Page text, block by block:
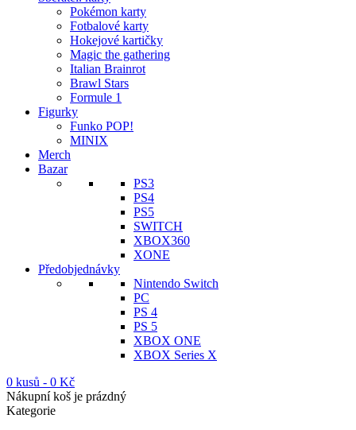
Pokémon karty
Fotbalové karty
Hokejové kartičky
Magic the gathering
Italian Brainrot
Brawl Stars
Formule 1
Figurky
Funko POP!
MINIX
Merch
Bazar
PS3
PS4
PS5
SWITCH
XBOX360
XONE
Předobjednávky
Nintendo Switch
PC
PS 4
PS 5
XBOX ONE
XBOX Series X
0 kusů - 0 Kč
Nákupní koš je prázdný
Kategorie